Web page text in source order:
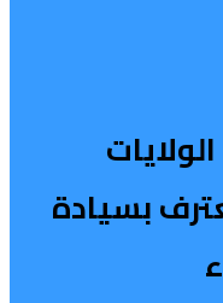
بسيادة